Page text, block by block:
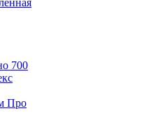
700
Про